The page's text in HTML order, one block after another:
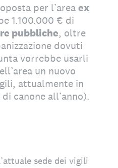
per l’areaex
1.100.000 € di
pubbliche, oltre
dovuti
vorrebbe usarli
un nuovo
attualmente in
canone all’anno).
sede dei vigili